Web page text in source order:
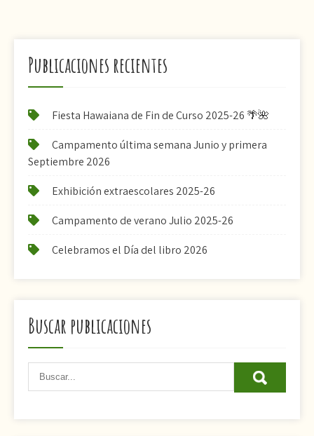
Publicaciones recientes
Fiesta Hawaiana de Fin de Curso 2025-26 🌴🌺
Campamento última semana Junio y primera
Septiembre 2026
Exhibición extraescolares 2025-26
Campamento de verano Julio 2025-26
Celebramos el Día del libro 2026
Buscar publicaciones